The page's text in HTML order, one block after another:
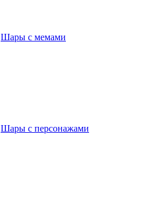
Шары с мемами
Шары с персонажами